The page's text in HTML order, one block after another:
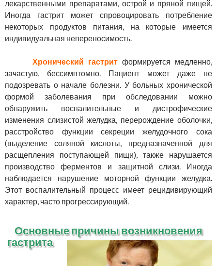
лекарственными препаратами, острой и пряной пищей.
Иногда гастрит может спровоцировать потребление
некоторых продуктов питания, на которые имеется
индивидуальная непереносимость.
Хронический гастритформируется медленно,
зачастую, бессимптомно. Пациент может даже не
подозревать о начале болезни. У больных хронической
формой заболевания при обследовании можно
обнаружить воспалительные и дистрофические
изменения слизистой желудка, перерождение оболочки,
расстройство функции секреции желудочного сока
(выделение соляной кислоты, предназначенной для
расщепления поступающей пищи), также нарушается
производство ферментов и защитной слизи. Иногда
наблюдается нарушение моторной функции желудка.
Этот воспалительный процесс имеет рецидивирующий
характер, часто прогрессирующий.
Основные причины возникновения
гастрита